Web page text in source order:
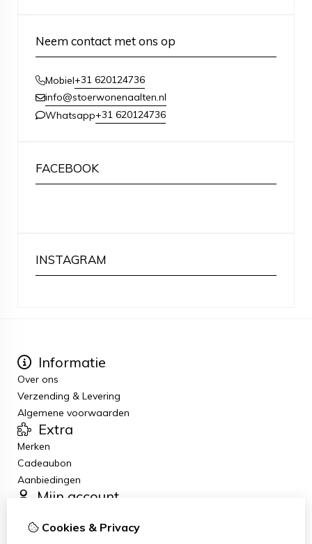
Neem contact met ons op
Mobiel+31 620124736
info@stoerwonenaalten.nl
Whatsapp+31 620124736
FACEBOOK
INSTAGRAM
Informatie
Over ons
Verzending & Levering
Algemene voorwaarden
Extra
Merken
Cadeaubon
Aanbiedingen
Mijn account
Bestelhistorie
Cookies & Privacy